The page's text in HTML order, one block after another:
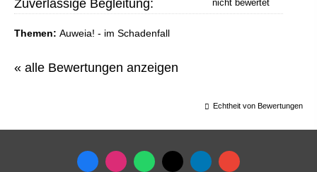
Zuverlässige Begleitung:
Themen: Auweia! - im Schadenfall
« alle Bewertungen anzeigen
Echtheit von Bewertungen